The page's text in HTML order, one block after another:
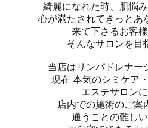
綺麗になれた時、肌悩
心が満たされてきっとあ
来て下さるお客
そんなサロンを目
当店はリンパドレナー
現在 本気のシミケア
エステサロン
店内での施術のご案
通うことの難し